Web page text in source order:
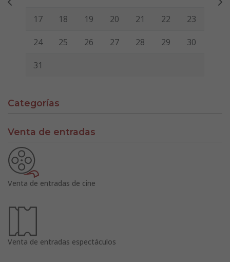
17 18 19 20 21 22 23
24 25 26 27 28 29 30
31
Categorías
Venta de entradas
Venta de entradas de cine
Venta de entradas espectáculos